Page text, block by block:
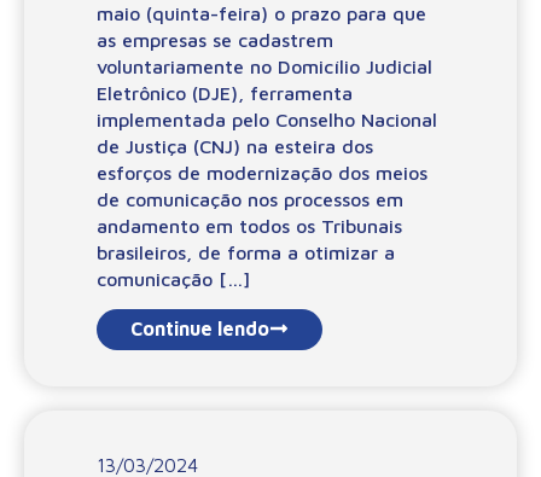
maio (quinta-feira) o prazo para que
as empresas se cadastrem
voluntariamente no Domicílio Judicial
Eletrônico (DJE), ferramenta
implementada pelo Conselho Nacional
de Justiça (CNJ) na esteira dos
esforços de modernização dos meios
de comunicação nos processos em
andamento em todos os Tribunais
brasileiros, de forma a otimizar a
comunicação […]
Continue lendo
13/03/2024